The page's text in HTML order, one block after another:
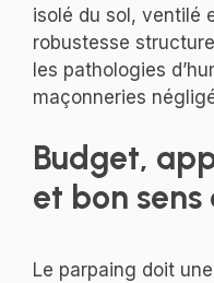
isolé du sol, ventilé
robustesse
les pathologies
maçonneries
Budget,
et bon
Le parpaing doit